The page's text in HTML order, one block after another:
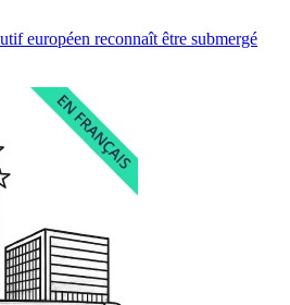
européen reconnaît être submergé